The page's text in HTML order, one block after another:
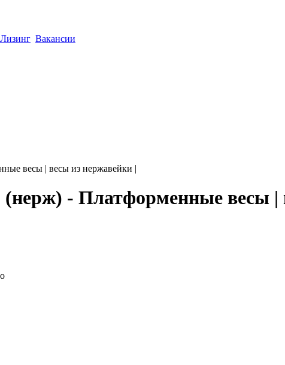
Лизинг Вакансии
весы | весы из нержавейки |
- Платформенные весы |